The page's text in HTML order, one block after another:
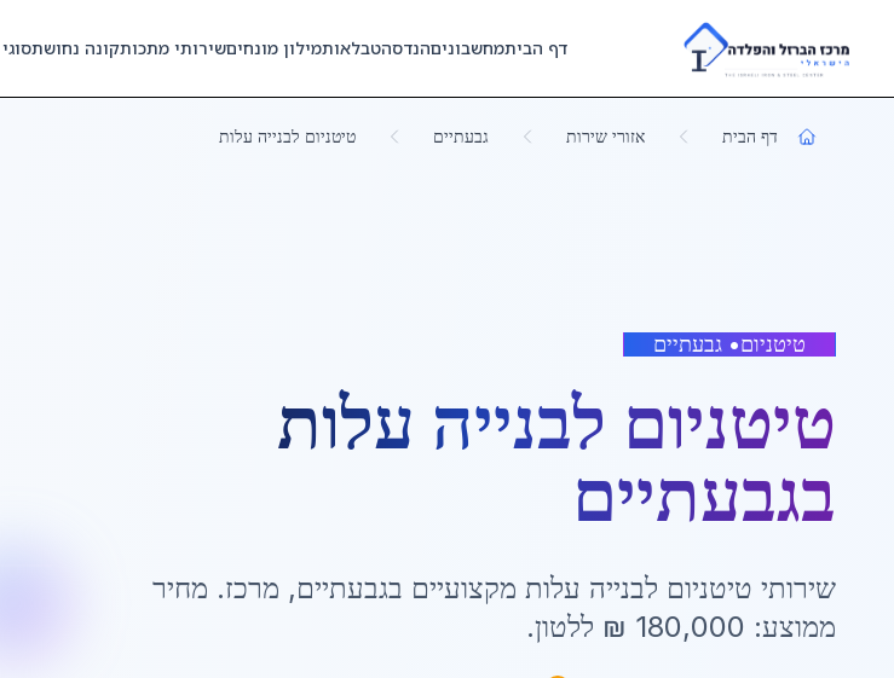
Skip to main content
דף הביתמחשבוניםהנדסהטבלאותמילון מונחיםשירותי מתכותקונה נחושת
דף הבית אזורי שירות גבעתיים טיטניום לבנייה עלות
טיטניום• גבעתיים
טיטניום לבנייה עלות
בגבעתיים
שירותי טיטניום לבנייה עלות מקצועיים בגבעתיים, מרכז. מחיר
ממוצע: 180,000 ₪ ללטון.